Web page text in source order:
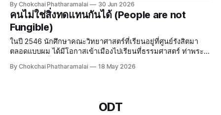
ปัจจุบัน งานมีความเสี่ยงกระจายอยู่เต็มไปหมด ซึ่งในความเสี่ยง
นั้น เรามีโอกาสโชคดีและมีโอกาสโชคร้าย การจัดการความเสี่ยง
เป็นสิ
By Chokchai Phatharamalai 30 Jun 2026
คนไม่ใช่สิ่งทดแทนกันได้ (People are not
Fungible)
ในปี 2546 นักศึกษาคณะวิทยาศาสตร์ที่เรียนอยู่ที่ศูนย์รังสิตมา
ตลอดแบบผม ได้มีโอกาสเข้าเมืองไปเรียนที่ธรรมศาสตร์ ท่าพระ
รอบมหาวิทยาลัยแล้ว บรรยากาศที่ศูนย์ท่าพระจันทร์มันมีมนต์
By Chokchai Phatharamalai 18 May 2026
ODT